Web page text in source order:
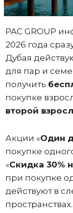
PAC GROUP
2026 года
Дубая
для пар и
получить
покупке
второй
Акции «Один
покупке
«Скидка 30%
при покупке
действуют в
пространствах.